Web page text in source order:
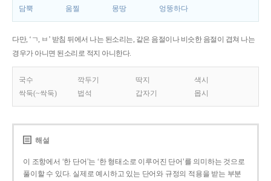
담뿍
움찔 몽땅 엉뚱하다
다만, ‘ㄱ, ㅂ’ 받침 뒤에서 나는 된소리는, 같은 음절이나 비슷한 음절이 겹쳐 나는
경우가 아니면 된소리로 적지 아니한다.
국수 깍두기 딱지
색시
싹둑(~싹둑)
법석 갑자기 몹시
해설
이 조항에서 ‘한 단어’는 ‘한 형태소로 이루어진 단어’를 의미하는 것으로
풀이할 수 있다. 실제로 예시하고 있는 단어와 규정의 적용을 받는 부분